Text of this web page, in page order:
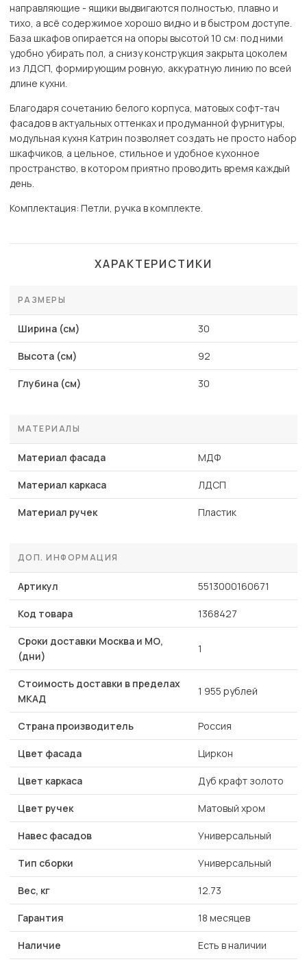
направляющие - ящики выдвигаются полностью, плавно и
тихо, а всё содержимое хорошо видно и в быстром доступе.
База шкафов опирается на опоры высотой 10 см: под ними
удобно убирать пол, а снизу конструкция закрыта цоколем
из ЛДСП, формирующим ровную, аккуратную линию по всей
длине кухни.
Благодаря сочетанию белого корпуса, матовых софт-тач
фасадов в актуальных оттенках и продуманной фурнитуры,
модульная кухня Катрин позволяет создать не просто набор
шкафчиков, а цельное, стильное и удобное кухонное
пространство, в котором приятно проводить время каждый
день.
Комплектация: Петли, ручка в комплекте.
ХАРАКТЕРИСТИКИ
РАЗМЕРЫ
Ширина (см) 30
Высота (см) 92
Глубина (см) 30
МАТЕРИАЛЫ
Материал фасада МДФ
Материал каркаса ЛДСП
Материал ручек Пластик
ДОП. ИНФОРМАЦИЯ
Артикул 5513000160671
Код товара 1368427
Сроки доставки Москва и МО,
(дни)
1
Стоимость доставки в пределах
МКАД
1 955 рублей
Страна производитель Россия
Цвет фасада Циркон
Цвет каркаса Дуб крафт золото
Цвет ручек Матовый хром
Навес фасадов Универсальный
Тип сборки Универсальный
Вес, кг 12.73
Гарантия 18 месяцев
Наличие Есть в наличии